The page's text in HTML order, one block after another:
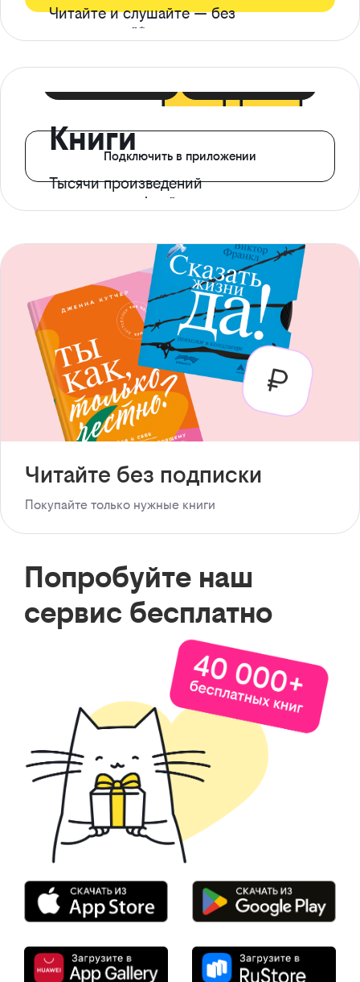
Читайте и слушайте — без
ограничений*
Книги
Тысячи произведений
с доступом офлайн
Подключить в приложении
Читайте без подписки
Покупайте только нужные книги
Попробуйте наш
сервис бесплатно